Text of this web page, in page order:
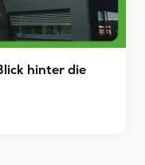
hinter die